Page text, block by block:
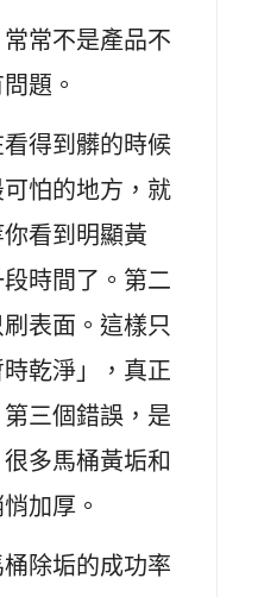
常不是產品不
題。
得到髒的時候
怕的地方，就
看到明顯黃
時間了。第二
表面。這樣只
乾淨」，真正
三個錯誤，是
多馬桶黃垢和
加厚。
除垢的成功率